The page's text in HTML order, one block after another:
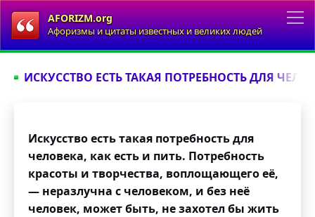
AFORIZM.org
Афоризмы и цитаты известных и великих людей
ИСКУССТВО ЕСТЬ ТАКАЯ ПОТРЕБНОСТЬ ДЛЯ
Искусство есть такая потребность для
человека, как есть и пить. Потребность
красоты и творчества, воплощающего её,
— неразлучна с человеком, и без неё
человек, может быть, не захотел бы жить